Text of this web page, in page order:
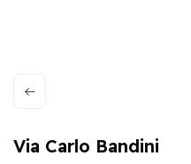
Via Carlo Bandini